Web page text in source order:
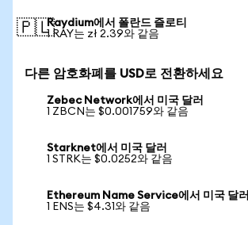
🇵🇱Raydium에서 폴란드 즐로티
1 RAY는 zł 2.39와 같음
다른 암호화폐를 USD로 전환하세요
Zebec Network에서 미국 달러
1 ZBCN는 $0.001759와 같음
Starknet에서 미국 달러
1 STRK는 $0.0252와 같음
Ethereum Name Service에서 미국 달러
1 ENS는 $4.31와 같음